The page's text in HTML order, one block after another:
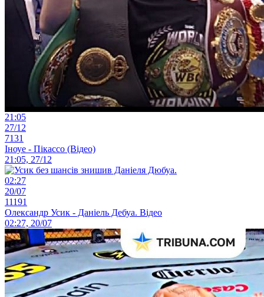
21:05
27/12
7131
Іноуе - Пікассо (Відео)
21:05, 27/12
02:27
20/07
11191
Олександр Усик - Даніель Дебуа. Відео
02:27, 20/07